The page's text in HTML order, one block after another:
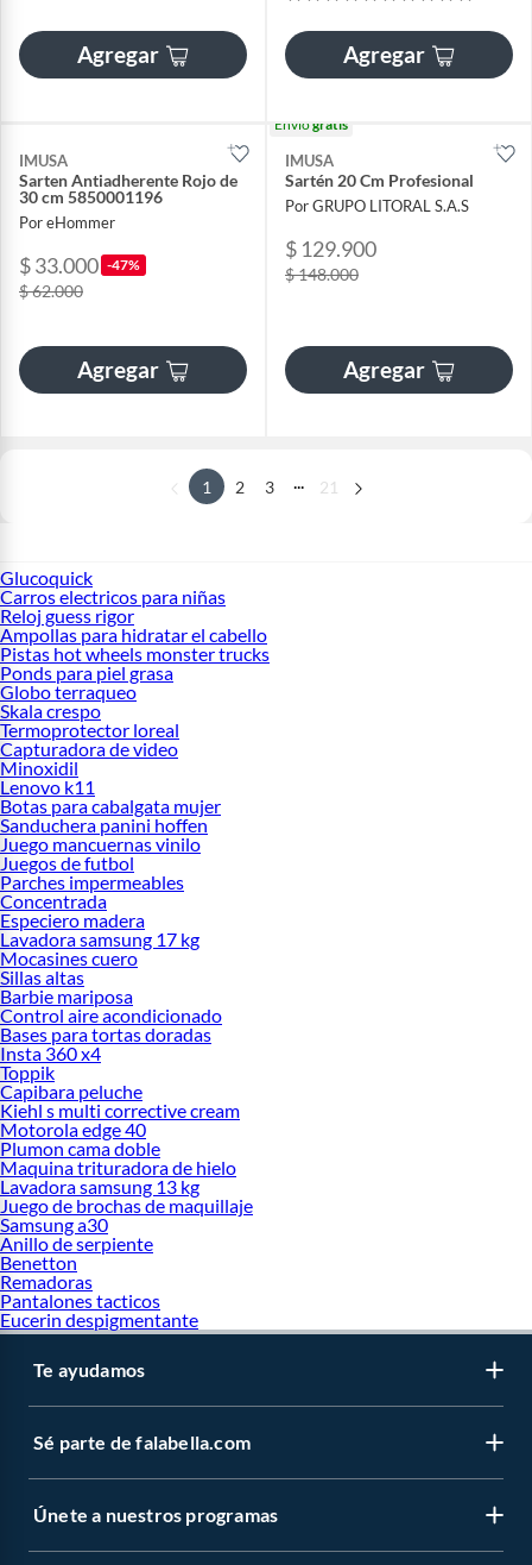
Agregar Agregar
IMUSA
Sarten Antiadherente Rojo de
30 cm 5850001196
Por eHommer
$ 33.000 -47%
$ 62.000
Agregar
Envíogratis
IMUSA
Sartén 20 Cm Profesional
Por GRUPO LITORAL S.A.S
$ 129.900
$ 148.000
Agregar
1 2 3 21
Glucoquick
Carros electricos para niñas
Reloj guess rigor
Ampollas para hidratar el cabello
Pistas hot wheels monster trucks
Ponds para piel grasa
Globo terraqueo
Skala crespo
Termoprotector loreal
Capturadora de video
Minoxidil
Lenovo k11
Botas para cabalgata mujer
Sanduchera panini hoffen
Juego mancuernas vinilo
Juegos de futbol
Parches impermeables
Concentrada
Especiero madera
Lavadora samsung 17 kg
Mocasines cuero
Sillas altas
Barbie mariposa
Control aire acondicionado
Bases para tortas doradas
Insta 360 x4
Toppik
Capibara peluche
Kiehl s multi corrective cream
Motorola edge 40
Plumon cama doble
Maquina trituradora de hielo
Lavadora samsung 13 kg
Juego de brochas de maquillaje
Samsung a30
Anillo de serpiente
Benetton
Remadoras
Pantalones tacticos
Eucerin despigmentante
Te ayudamos
Sé parte de falabella.com
Únete a nuestros programas